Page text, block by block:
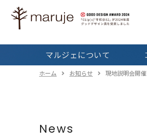
マルジェについて
コンセプト住宅
ラインナップ
マルジェ
サービス
ホーム お知らせ 現地説明会開催
News